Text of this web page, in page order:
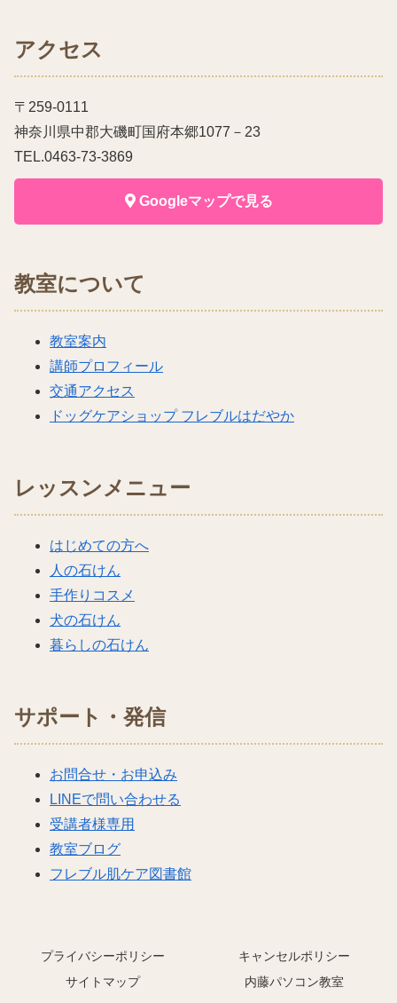
アクセス
〒259-0111
神奈川県中郡大磯町国府本郷1077－23
TEL.0463-73-3869
Googleマップで見る
教室について
教室案内
講師プロフィール
交通アクセス
ドッグケアショップ フレブルはだやか
レッスンメニュー
はじめての方へ
人の石けん
手作りコスメ
犬の石けん
暮らしの石けん
サポート・発信
お問合せ・お申込み
LINEで問い合わせる
受講者様専用
教室ブログ
フレブル肌ケア図書館
プライバシーポリシー
キャンセルポリシー
サイトマップ
内藤パソコン教室